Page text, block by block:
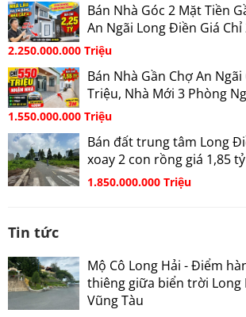
Bán Nhà Góc 2 Mặt Tiền
An Ngãi Long Điền Giá Chỉ
2.250.000.000 Triệu
Bán Nhà Gần Chợ An Ngãi
Triệu, Nhà Mới 3 Phòng
1.550.000.000 Triệu
Bán đất trung tâm Long
xoay 2 con rồng giá 1,85 tỷ
1.850.000.000 Triệu
Tin tức
Mộ Cô Long Hải - Điểm
thiêng giữa biển trời Long
Vũng Tàu